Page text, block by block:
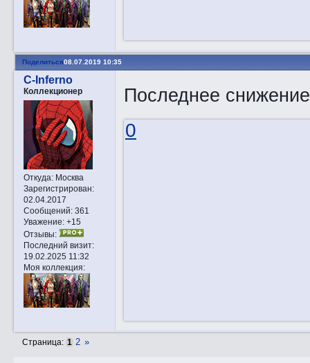
Поделиться08.07.2019 10:35
C-Inferno
Коллекционер
Откуда:Москва
Зарегистрирован:
02.04.2017
Сообщений:361
Уважение: +15
Отзывы:
Последний визит:
19.02.2025 11:32
Моя коллекция:
Последнее
0
Страница: 1 2 »